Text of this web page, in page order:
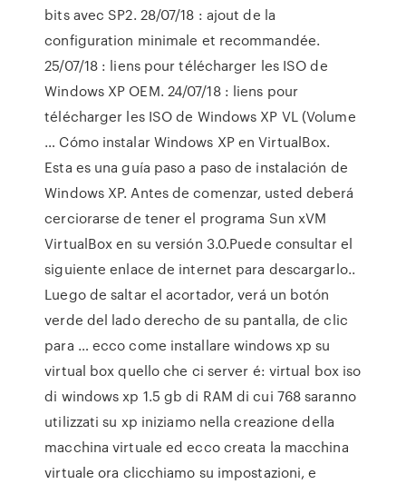
bits avec SP2. 28/07/18 : ajout de la
configuration minimale et recommandée.
25/07/18 : liens pour télécharger les ISO de
Windows XP OEM. 24/07/18 : liens pour
télécharger les ISO de Windows XP VL (Volume
… Cómo instalar Windows XP en VirtualBox.
Esta es una guía paso a paso de instalación de
Windows XP. Antes de comenzar, usted deberá
cerciorarse de tener el programa Sun xVM
VirtualBox en su versión 3.0.Puede consultar el
siguiente enlace de internet para descargarlo..
Luego de saltar el acortador, verá un botón
verde del lado derecho de su pantalla, de clic
para … ecco come installare windows xp su
virtual box quello che ci server é: virtual box iso
di windows xp 1.5 gb di RAM di cui 768 saranno
utilizzati su xp iniziamo nella creazione della
macchina virtuale ed ecco creata la macchina
virtuale ora clicchiamo su impostazioni, e